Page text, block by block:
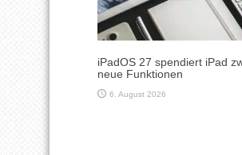
iPadOS 27 spendiert iPad
neue Funktionen
6. August 2026